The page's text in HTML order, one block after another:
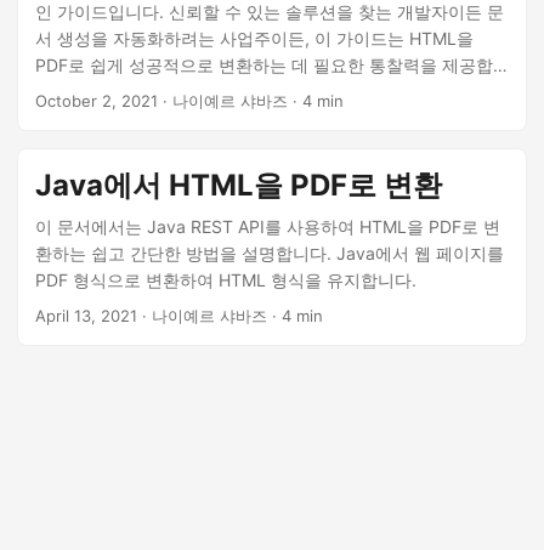
인 가이드입니다. 신뢰할 수 있는 솔루션을 찾는 개발자이든 문
서 생성을 자동화하려는 사업주이든, 이 가이드는 HTML을
PDF로 쉽게 성공적으로 변환하는 데 필요한 통찰력을 제공합
니다. 웹 콘텐츠를 전문적이고 공유 가능하며 인쇄 가능한 PDF
October 2, 2021 · 나이예르 샤바즈 · 4 min
Java에서 HTML을 PDF로 변환
이 문서에서는 Java REST API를 사용하여 HTML을 PDF로 변
환하는 쉽고 간단한 방법을 설명합니다. Java에서 웹 페이지를
PDF 형식으로 변환하여 HTML 형식을 유지합니다.
April 13, 2021 · 나이예르 샤바즈 · 4 min